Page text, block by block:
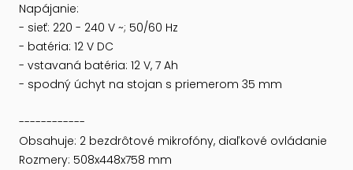
Napájanie:
- sieť: 220 - 240 V ~; 50/60 Hz
- batéria: 12 V DC
- vstavaná batéria: 12 V, 7 Ah
- spodný úchyt na stojan s priemerom 35 mm
------------
Obsahuje: 2 bezdrôtové mikrofóny, diaľkové ovládanie
Rozmery: 508x448x758 mm